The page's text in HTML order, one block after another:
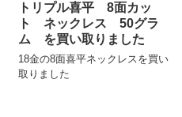
トリプル喜平 8面カッ
ト ネックレス 50グラ
ム を買い取りました
18金の8面喜平ネックレスを買い
取りました